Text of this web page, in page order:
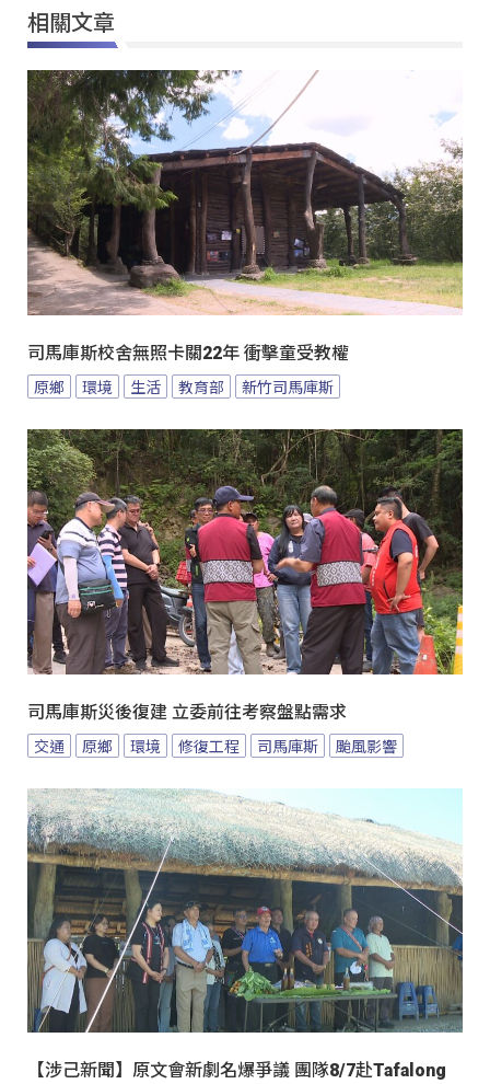
相關文章
司馬庫斯校舍無照卡關22年 衝擊童受教權
原鄉 環境 生活 教育部 新竹司馬庫斯
司馬庫斯災後復建 立委前往考察盤點需求
交通 原鄉 環境 修復工程 司馬庫斯 颱風影響
【涉己新聞】原文會新劇名爆爭議 團隊8/7赴Tafalong